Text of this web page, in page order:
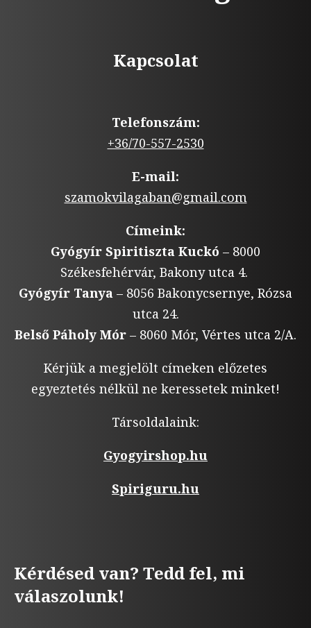
Kapcsolat
Telefonszám:
+36/70-557-2530
E-mail:
szamokvilagaban@gmail.com
Címeink:
Gyógyír Spiritiszta Kuckó – 8000
Székesfehérvár, Bakony utca 4.
Gyógyír Tanya – 8056 Bakonycsernye, Rózsa
utca 24.
Belső Páholy Mór – 8060 Mór, Vértes utca 2/A.
Kérjük a megjelölt címeken előzetes
egyeztetés nélkül ne keressetek minket!
Társoldalaink:
Gyogyirshop.hu
Spiriguru.hu
Kérdésed van? Tedd fel, mi
válaszolunk!